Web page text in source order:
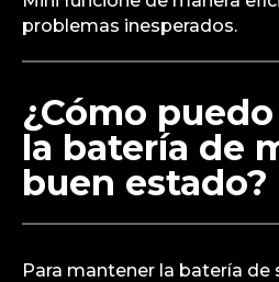
problemas inesperados.
¿Cómo
la batería de
buen estado?
Para mantener la batería de